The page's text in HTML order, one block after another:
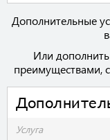
Дополнительные
Или
преимуществами,
Услуга